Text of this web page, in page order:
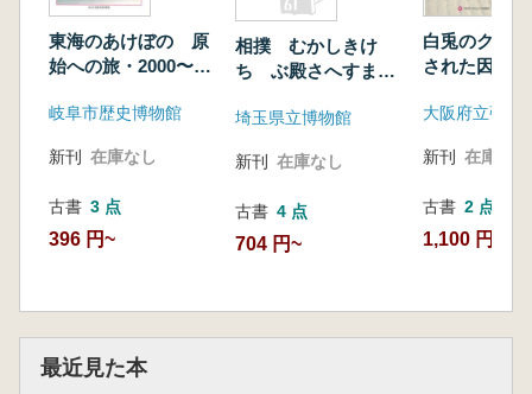
東海のあけぼの 原
始への旅・2000〜
岐阜市歴史博物館
新刊 在庫なし
古書 3 点
396 円~
相撲 むかしきけ
ちゝぶ殿さへすまふ
埼玉県立博物館
新刊 在庫なし
古書 4 点
704 円~
白兎のクニ
された因幡
新刊 在庫なし
古書 2 点
1,100 円~
最近見た本